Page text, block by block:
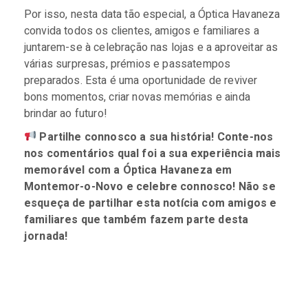
Por isso, nesta data tão especial, a Óptica Havaneza
convida todos os clientes, amigos e familiares a
juntarem-se à celebração nas lojas e a aproveitar as
várias surpresas, prémios e passatempos
preparados. Esta é uma oportunidade de reviver
bons momentos, criar novas memórias e ainda
brindar ao futuro!
Partilhe connosco a sua história! Conte-nos
nos comentários qual foi a sua experiência mais
memorável com a Óptica Havaneza em
Montemor-o-Novo e celebre connosco! Não se
esqueça de partilhar esta notícia com amigos e
familiares que também fazem parte desta
jornada!